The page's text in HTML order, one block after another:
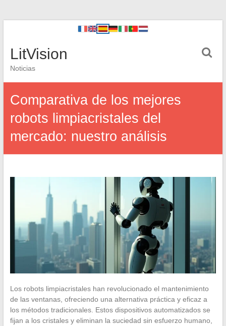
LitVision
Noticias
Comparativa de los mejores
robots limpiacristales del
mercado: nuestro análisis
Los robots limpiacristales han revolucionado el mantenimiento
de las ventanas, ofreciendo una alternativa práctica y eficaz a
los métodos tradicionales. Estos dispositivos automatizados se
fijan a los cristales y eliminan la suciedad sin esfuerzo humano,